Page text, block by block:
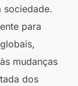
sociedade.
para
mudanças
dos